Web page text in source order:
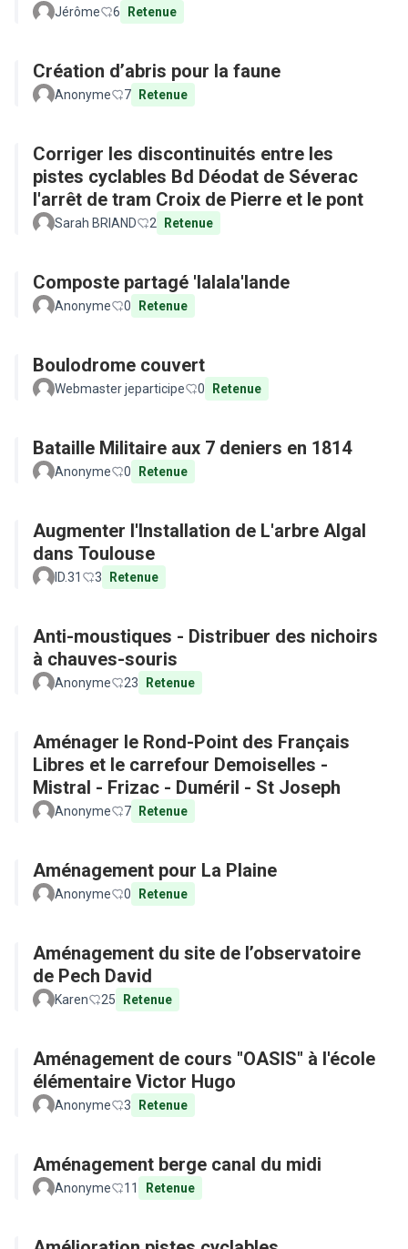
Jérôme 6 Retenue
Création d’abris pour la faune
Anonyme 7 Retenue
Corriger les discontinuités entre les
pistes cyclables Bd Déodat de Séverac
l'arrêt de tram Croix de Pierre et le pont
Sarah BRIAND 2 Retenue
Composte partagé 'lalala'lande
Anonyme 0 Retenue
Boulodrome couvert
Webmaster jeparticipe 0 Retenue
Bataille Militaire aux 7 deniers en 1814
Anonyme 0 Retenue
Augmenter l'Installation de L'arbre Algal
dans Toulouse
ID.31 3 Retenue
Anti-moustiques - Distribuer des nichoirs
à chauves-souris
Anonyme 23 Retenue
Aménager le Rond-Point des Français
Libres et le carrefour Demoiselles -
Mistral - Frizac - Duméril - St Joseph
Anonyme 7 Retenue
Aménagement pour La Plaine
Anonyme 0 Retenue
Aménagement du site de l’observatoire
de Pech David
Karen 25 Retenue
Aménagement de cours "OASIS" à l'école
élémentaire Victor Hugo
Anonyme 3 Retenue
Aménagement berge canal du midi
Anonyme 11 Retenue